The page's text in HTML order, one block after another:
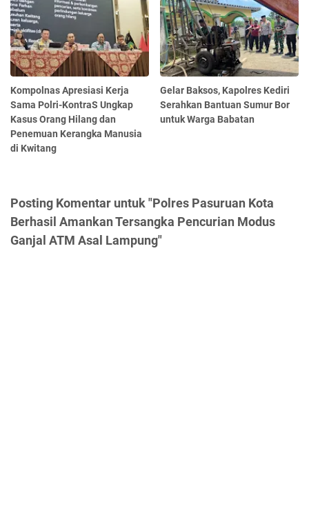
Kompolnas Apresiasi Kerja
Sama Polri-KontraS Ungkap
Kasus Orang Hilang dan
Penemuan Kerangka Manusia
di Kwitang
Gelar Baksos, Kapolres Kediri
Serahkan Bantuan Sumur Bor
untuk Warga Babatan
Posting Komentar untuk "Polres Pasuruan Kota
Berhasil Amankan Tersangka Pencurian Modus
Ganjal ATM Asal Lampung"